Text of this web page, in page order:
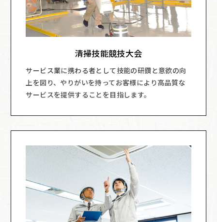
清掃技能競技大会
サービス業に携わる者として技能の研鑽と意欲の向
上を図り、やりがいを持ってお客様により高品質な
サービスを提供することを目指します。